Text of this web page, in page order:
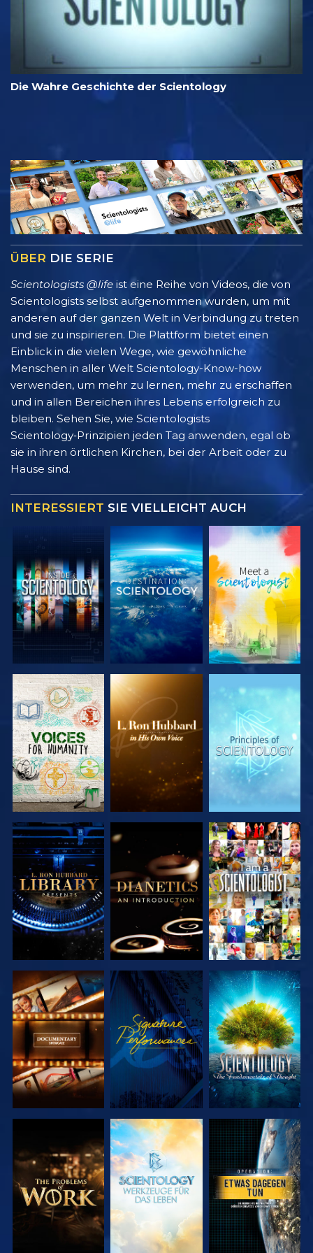
Die Wahre Geschichte der Scientology
ÜBER DIE SERIE
Scientologists @life ist eine Reihe von Videos, die von
Scientologists selbst aufgenommen wurden, um mit
anderen auf der ganzen Welt in Verbindung zu treten
und sie zu inspirieren. Die Plattform bietet einen
Einblick in die vielen Wege, wie gewöhnliche
Menschen in aller Welt Scientology-Know-how
verwenden, um mehr zu lernen, mehr zu erschaffen
und in allen Bereichen ihres Lebens erfolgreich zu
bleiben. Sehen Sie, wie Scientologists
Scientology‑Prinzipien jeden Tag anwenden, egal ob
sie in ihren örtlichen Kirchen, bei der Arbeit oder zu
Hause sind.
INTERESSIERT SIE VIELLEICHT AUCH
SERIE
ENTDECKEN
SERIE
ENTDECKEN
SERIE
ENTDECKEN
SERIE
ENTDECKEN
SERIE
ENTDECKEN
ANSEHEN
SERIE
ENTDECKEN
ANSEHEN
SERIE
ENTDECKEN
SERIE
ENTDECKEN
SERIE
ENTDECKEN
ANSEHEN